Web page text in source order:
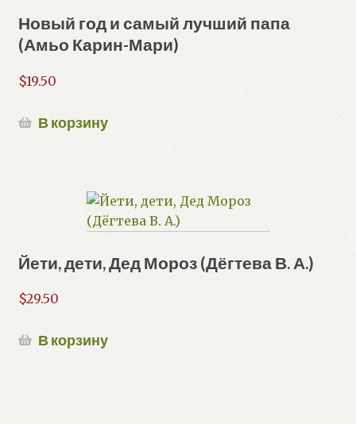
Новый год и самый лучший папа
(Амьо Карин-Мари)
$19.50
В корзину
Йети, дети, Дед Мороз (Дёгтева В. А.)
$29.50
В корзину